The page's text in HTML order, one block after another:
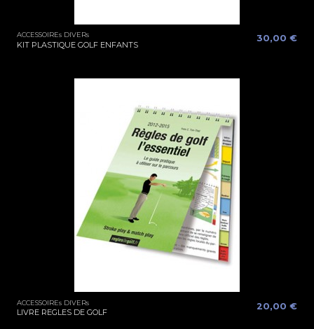
ACCESSOIREs DIVERs
KIT PLASTIQUE GOLF ENFANTS
30,00 €
ACCESSOIREs DIVERs
LIVRE REGLES DE GOLF
20,00 €